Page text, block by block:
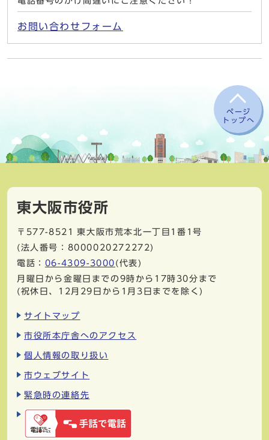
お問い合わせフォーム
ページ
トップへ
東大阪市役所
〒577-8521
東大阪市荒本北一丁目1番1号
(法人番号：8000020272272)
電話： 06-4309-3000 (代表)
月曜日から金曜日までの9時から17時30分まで
(祝休日、12月29日から1月3日までを除く)
サイトマップ
市役所本庁舎へのアクセス
個人情報の取り扱い
市ウェブサイト
緊急時の連絡先